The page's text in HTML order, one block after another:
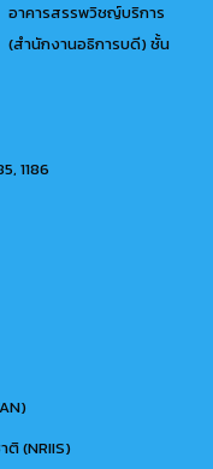
อาคารสรรพวิชญ์บริการ
(สำนักงานอธิการบดี) ชั้น
1186
(NRIIS)